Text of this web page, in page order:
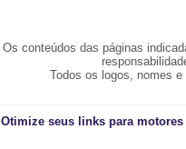
Os conteúdos das páginas
Todos os logos, nomes
Otimize seus links para